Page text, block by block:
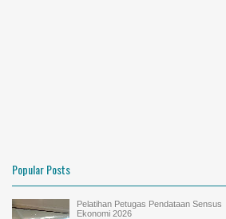
Popular Posts
Pelatihan Petugas Pendataan Sensus
Ekonomi 2026